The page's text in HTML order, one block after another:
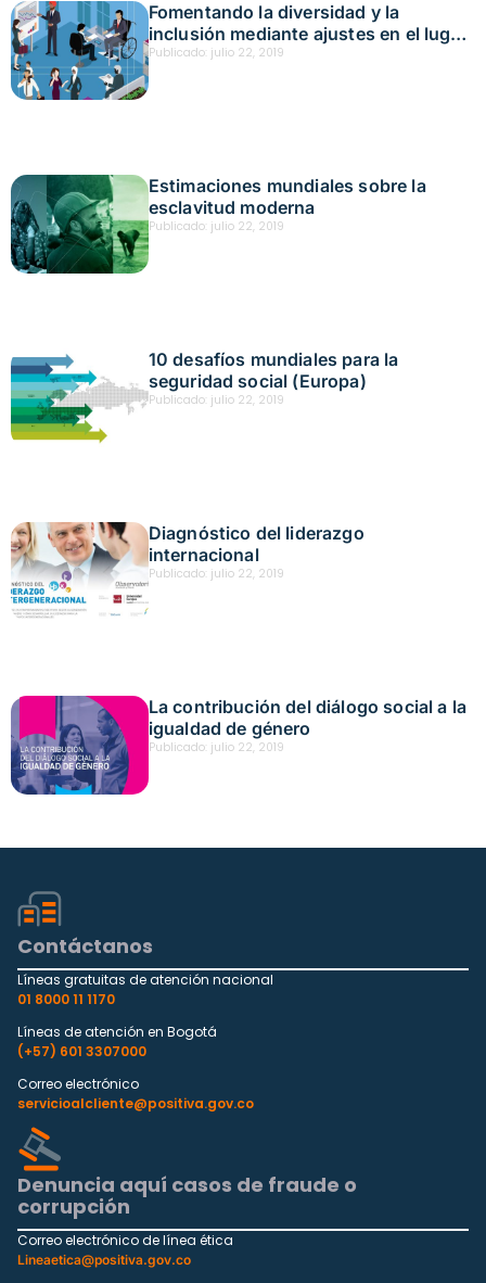
Fomentando la diversidad y la
inclusión mediante ajustes en el lugar
de trabajo, una guía práctica
Publicado: julio 22, 2019
Estimaciones mundiales sobre la
esclavitud moderna
Publicado: julio 22, 2019
10 desafíos mundiales para la
seguridad social (Europa)
Publicado: julio 22, 2019
Diagnóstico del liderazgo
internacional
Publicado: julio 22, 2019
La contribución del diálogo social a la
igualdad de género
Publicado: julio 22, 2019
Contáctanos
Líneas gratuitas de atención nacional
01 8000 11 1170
Líneas de atención en Bogotá
(+57) 601 3307000
Correo electrónico
servicioalcliente@positiva.gov.co
Denuncia aquí casos de fraude o
corrupción
Correo electrónico de línea ética
Lineaetica@positiva.gov.co